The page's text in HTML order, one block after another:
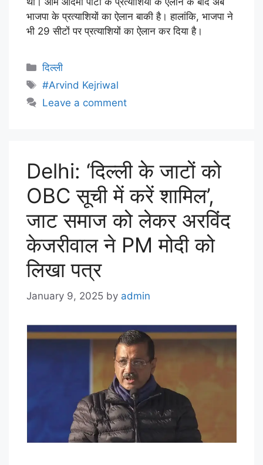
भाजपा के प्रत्याशियों का ऐलान बाकी है। हालांकि, भाजपा ने
भी 29 सीटों पर प्रत्याशियों का ऐलान कर दिया है।
दिल्ली
#Arvind Kejriwal
Leave a comment
Delhi: ‘दिल्ली के जाटों को
OBC सूची में करें शामिल’,
जाट समाज को लेकर अरविंद
केजरीवाल ने PM मोदी को
लिखा पत्र
January 9, 2025 by admin